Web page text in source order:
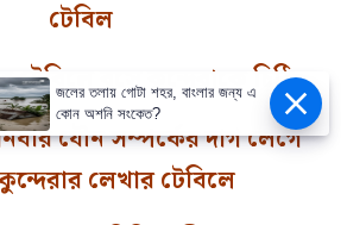
টেবিল
টেবিলে বসে কুন্দেরাকে চিঠি
যৌন সম্পর্কের দাগ লেগে
লেখার টেবিলে
জলের তলায় গোটা শহর, বাংলার জন্য এ
কোন অশনি সংকেত?